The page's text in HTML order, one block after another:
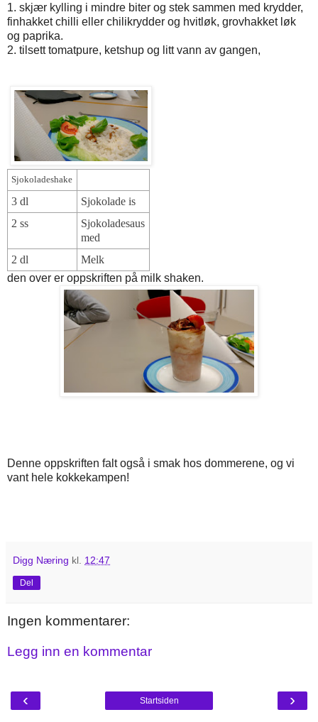
1. skjær kylling i mindre biter og stek sammen med krydder,
finhakket chilli eller chilikrydder og hvitløk, grovhakket løk
og paprika.
2. tilsett tomatpure, ketshup og litt vann av gangen,
Sjokoladeshake
3 dl
Sjokolade is
2 ss
Sjokoladesaus
med
2 dl
Melk
den over er oppskriften på milk shaken.
Denne oppskriften falt også i smak hos dommerene, og vi
vant hele kokkekampen!
Digg Næring kl. 12:47
Del
Ingen kommentarer:
Legg inn en kommentar
‹ ›
Startsiden